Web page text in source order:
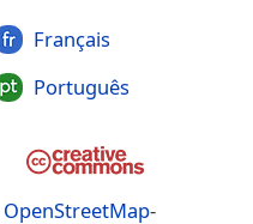
Français
Português
OpenStreetMap-